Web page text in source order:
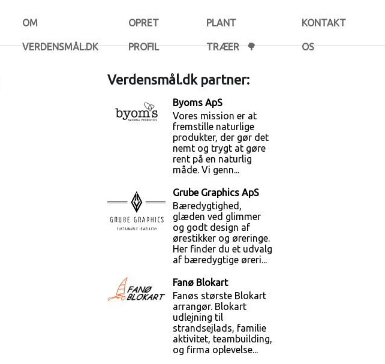
OM
VERDENSMÅL.DK
OPRET
PROFIL
PLANT
TRÆER 🌳
KONTAKT
OS
Verdensmål.dk partner:
Byoms ApS
Vores mission er at
fremstille naturlige
produkter, der gør det
nemt og trygt at gøre
rent på en naturlig
måde. Vi genn...
Grube Graphics ApS
Bæredygtighed,
glæden ved glimmer
og godt design af
ørestikker og øreringe.
Her finder du et udvalg
af bæredygtige øreri...
Fanø Blokart
Fanøs største Blokart
arrangør. Blokart
udlejning til
strandsejlads, familie
aktivitet, teambuilding,
og firma oplevelse...